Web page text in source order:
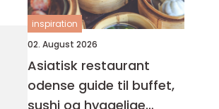
inspiration
02. August 2026
Asiatisk restaurant
odense guide til buffet,
sushi og hyggelige